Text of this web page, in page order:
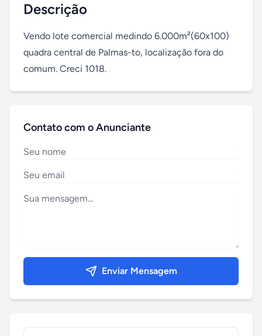
Descrição
Vendo lote comercial medindo 6.000m²(60x100)
quadra central de Palmas-to, localização fora do
comum. Creci 1018.
Contato com o Anunciante
Enviar Mensagem